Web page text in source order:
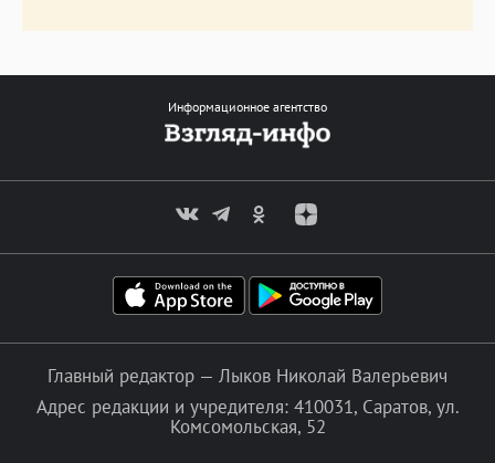
Информационное агентство
Главный редактор — Лыков Николай Валерьевич
Адрес редакции и учредителя: 410031, Саратов, ул.
Комсомольская, 52